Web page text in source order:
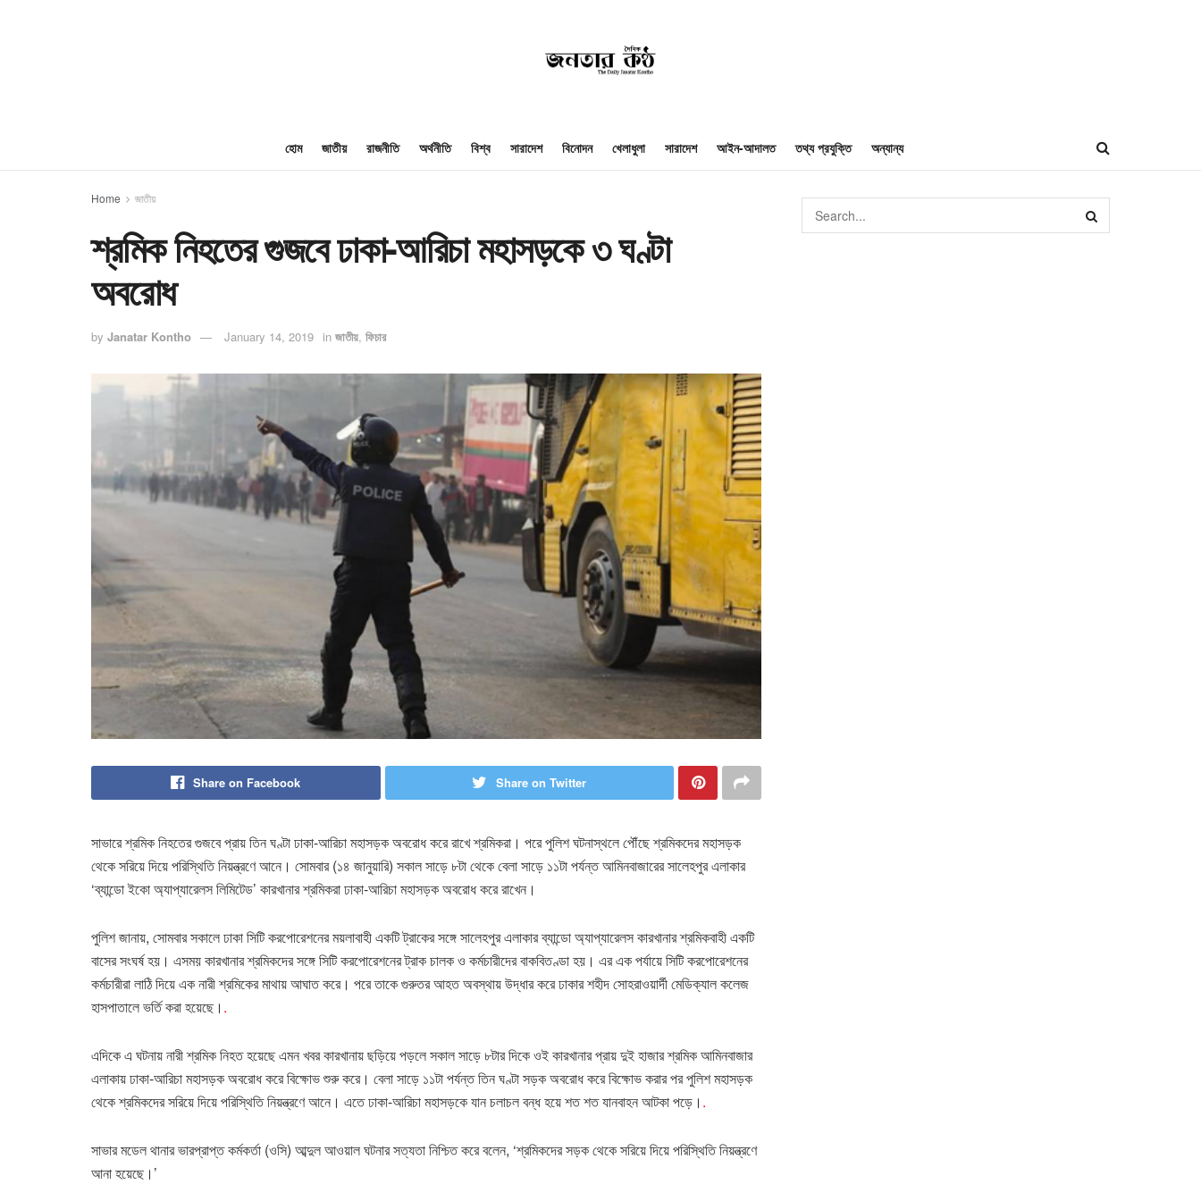
হোম জাতীয় রাজনীতি অর্থনীতি বিশ্ব সারাদেশ বিনোদন খেলাধুলা সারাদেশ আইন-আদালত তথ্য প্রযুক্তি অন্যান্য
Home জাতীয়
শ্রমিক নিহতের গুজবে ঢাকা-আরিচা মহাসড়কে ৩ ঘণ্টা
অবরোধ
by Janatar Kontho January 14, 2019 in জাতীয়, ফিচার
Share on Facebook Share on Twitter
সাভারে শ্রমিক নিহতের গুজবে প্রায় তিন ঘণ্টা ঢাকা-আরিচা মহাসড়ক অবরোধ করে রাখে শ্রমিকরা। পরে পুলিশ ঘটনাস্থলে পৌঁছে শ্রমিকদের মহাসড়ক
থেকে সরিয়ে দিয়ে পরিস্থিতি নিয়ন্ত্রণে আনে। সোমবার (১৪ জানুয়ারি) সকাল সাড়ে ৮টা থেকে বেলা সাড়ে ১১টা পর্যন্ত আমিনবাজারের সালেহপুর এলাকার
‘ব্যান্ডো ইকো অ্যাপ্যারেলস লিমিটেড’ কারখানার শ্রমিকরা ঢাকা-আরিচা মহাসড়ক অবরোধ করে রাখেন।
পুলিশ জানায়, সোমবার সকালে ঢাকা সিটি করপোরেশনের ময়লাবাহী একটি ট্রাকের সঙ্গে সালেহপুর এলাকার ব্যান্ডো অ্যাপ্যারেলস কারখানার শ্রমিকবাহী একটি
বাসের সংঘর্ষ হয়। এসময় কারখানার শ্রমিকদের সঙ্গে সিটি করপোরেশনের ট্রাক চালক ও কর্মচারীদের বাকবিতণ্ডা হয়। এর এক পর্যায়ে সিটি করপোরেশনের
কর্মচারীরা লাঠি দিয়ে এক নারী শ্রমিকের মাথায় আঘাত করে। পরে তাকে গুরুতর আহত অবস্থায় উদ্ধার করে ঢাকার শহীদ সোহরাওয়ার্দী মেডিক্যাল কলেজ
হাসপাতালে ভর্তি করা হয়েছে। .
এদিকে এ ঘটনায় নারী শ্রমিক নিহত হয়েছে এমন খবর কারখানায় ছড়িয়ে পড়লে সকাল সাড়ে ৮টার দিকে ওই কারখানার প্রায় দুই হাজার শ্রমিক আমিনবাজার
এলাকায় ঢাকা-আরিচা মহাসড়ক অবরোধ করে বিক্ষোভ শুরু করে। বেলা সাড়ে ১১টা পর্যন্ত তিন ঘণ্টা সড়ক অবরোধ করে বিক্ষোভ করার পর পুলিশ মহাসড়ক
থেকে শ্রমিকদের সরিয়ে দিয়ে পরিস্থিতি নিয়ন্ত্রণে আনে। এতে ঢাকা-আরিচা মহাসড়কে যান চলাচল বন্ধ হয়ে শত শত যানবাহন আটকা পড়ে। .
সাভার মডেল থানার ভারপ্রাপ্ত কর্মকর্তা (ওসি) আব্দুল আওয়াল ঘটনার সত্যতা নিশ্চিত করে বলেন, ‘শ্রমিকদের সড়ক থেকে সরিয়ে দিয়ে পরিস্থিতি নিয়ন্ত্রণে
আনা হয়েছে।’